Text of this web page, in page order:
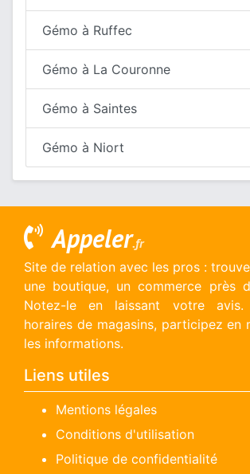
Gémo à Ruffec
Gémo à La Couronne
Gémo à Saintes
Gémo à Niort
Appeler.fr
Site de relation avec les pros :
une boutique, un commerce près
Notez-le en laissant votre avis.
horaires de magasins, participez en
les informations.
Liens utiles
Mentions légales
Conditions d'utilisation
Politique de confidentialité